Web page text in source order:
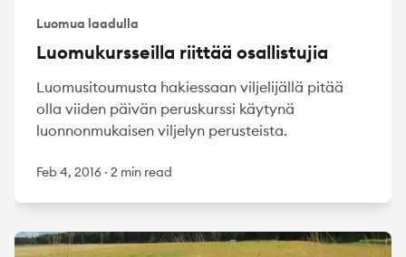
Luomua laadulla
Luomukursseilla riittää osallistujia
Luomusitoumusta hakiessaan viljelijällä pitää
olla viiden päivän peruskurssi käytynä
luonnonmukaisen viljelyn perusteista.
Feb 4, 2016 · 2 min read